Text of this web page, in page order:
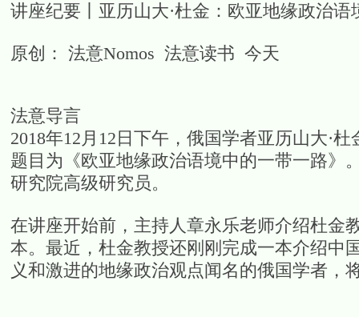
讲座纪要丨亚历山大·杜金：欧亚地缘政治语
原创： 法意Nomos 法意读书 今天
法意导言
2018年12月12日下午，俄国学者亚历山大·
题目为《欧亚地缘政治语境中的一带一路》
研究院高级研究员。
在讲座开始前，主持人章永乐老师介绍杜金
本。最近，杜金教授还刚刚完成一本介绍中
义和激进的地缘政治观点闻名的俄国学者，